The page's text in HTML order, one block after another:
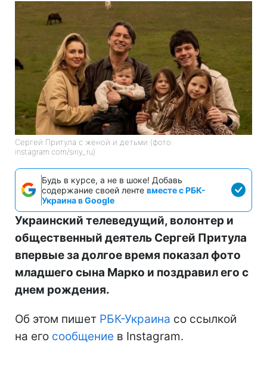
Сергей Притула с женой и детьми (фото:
instagram.com/siriy_ru)
Будь в курсе, а не в шоке! Добавь
содержание своей ленте вместе с РБК-
Украина в Google
Украинский телеведущий, волонтер и
общественный деятель Сергей Притула
впервые за долгое время показал фото
младшего сына Марко и поздравил его с
днем рождения.
Об этом пишет РБК-Украина со ссылкой
на его сообщение в Instagram.